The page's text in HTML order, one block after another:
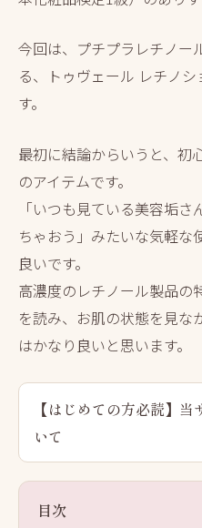
今回は、プチプラレチノー
る、トゥヴェール レチノ
す。
最初に結論からいうと、初
のアイテムです。
「いつも見ている美容垢
ちゃおう」みたいな気軽な
良いです。
高濃度のレチノール製品の
を読み、お肌の状態を見な
はかなり良いと思います。
【はじめての方必読】
いて
目次